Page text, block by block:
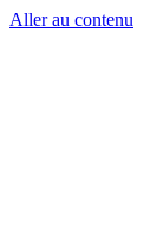
Aller au contenu